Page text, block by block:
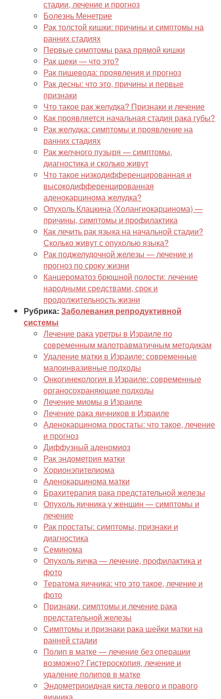
стадии, лечение и прогноз
Болезнь Менетрие
Рак толстой кишки: причины и симптомы на
ранних стадиях
Первые симптомы рака прямой кишки
Рак щеки — что это?
Рак пищевода: проявления и прогноз
Рак десны: что это, причины и первые
признаки
Что такое рак желудка? Признаки и лечение
Как проявляется начальная стадия рака губы?
Рак желудка: симптомы и проявление на
ранних стадиях
Рак желчного пузыря — симптомы,
диагностика и сколько живут
Что такое низкодифференцированная и
высокодифференцированная
аденокарцинома желудка?
Опухоль Клацкина (Холангиокарцинома) —
причины, симптомы и профилактика
Как лечить рак языка на начальной стадии?
Сколько живут с опухолью языка?
Рак поджелудочной железы — лечение и
прогноз по сроку жизни
Канцероматоз брюшной полости: лечение
народными средствами, срок и
продолжительность жизни
Рубрика: Заболевания репродуктивной
системы
Лечение рака уретры в Израиле по
современным малотравматичным методикам
Удаление матки в Израиле: современные
малоинвазивные подходы
Онкогинекология в Израиле: современные
органосохраняющие подходы
Лечение миомы в Израиле
Лечение рака яичников в Израиле
Аденокарцинома простаты: что такое, лечение
и прогноз
Диффузный аденомиоз
Рак эндометрия матки
Хорионэпителиома
Аденокарцинома матки
Брахитерапия рака предстательной железы
Опухоль яичника у женщин — симптомы и
лечение
Рак простаты: симптомы, признаки и
диагностика
Семинома
Опухоль яичка — лечение, профилактика и
фото
Тератома яичника: что это такое, лечение и
фото
Признаки, симптомы и лечение рака
предстательной железы
Симптомы и признаки рака шейки матки на
ранней стадии
Полип в матке — лечение без операции
возможно? Гистероскопия, лечение и
удаление полипов в матке
Эндометриоидная киста левого и правого
яичника